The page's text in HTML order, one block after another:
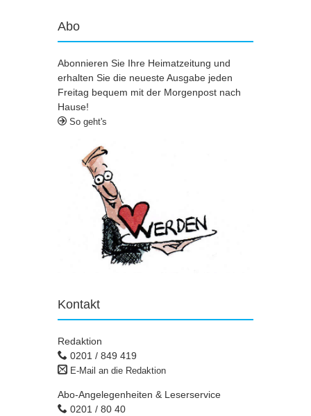
Abo
Abonnieren Sie Ihre Heimatzeitung und
erhalten Sie die neueste Ausgabe jeden
Freitag bequem mit der Morgenpost nach
Hause!
So geht's
Kontakt
Redaktion
0201 / 849 419
E-Mail an die Redaktion
Abo-Angelegenheiten & Leserservice
0201 / 80 40